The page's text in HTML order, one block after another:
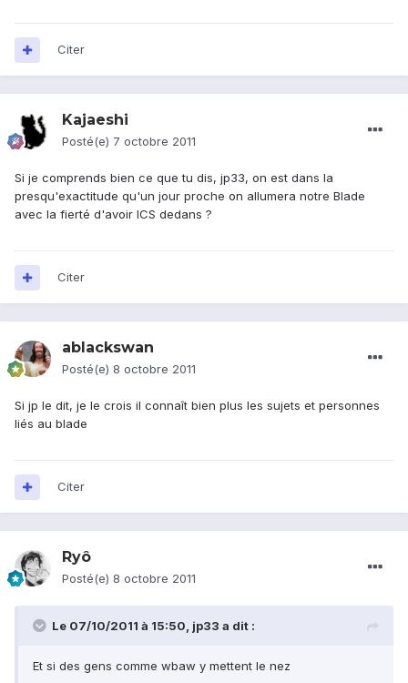
Citer
Kajaeshi
Posté(e) 7 octobre 2011
Si je comprends bien ce que tu dis, jp33, on est dans la
presqu'exactitude qu'un jour proche on allumera notre Blade
avec la fierté d'avoir ICS dedans ?
Citer
ablackswan
Posté(e) 8 octobre 2011
Si jp le dit, je le crois il connaît bien plus les sujets et personnes
liés au blade
Citer
Ryô
Posté(e) 8 octobre 2011
Le 07/10/2011 à 15:50, jp33 a dit :
Et si des gens comme wbaw y mettent le nez